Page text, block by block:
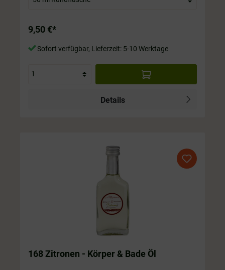
9,50 €*
Sofort verfügbar, Lieferzeit: 5-10 Werktage
Details
168 Zitronen - Körper & Bade Öl